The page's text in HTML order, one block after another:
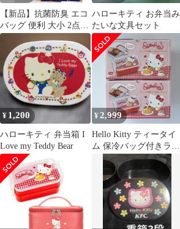
【新品】抗菌防臭 エコ
バッグ 便利 大小 2点セ
ットです ハローキティ
ベジタブル柄 折たたみ
コンパクト ecoプール
ランチバック Sanrio サ
ブ バック 通勤通学 お
弁当袋 ランチ
HALLOKITTY サンリ
オ 野菜 KT-eco-6002
ハローキティ お弁当み
たいな文具セット
¥ 1,200
ハローキティ 弁当箱 I
Love my Teddy Bear
¥2,999
Hello Kitty ティータイ
ム 保冷バッグ付きラン
チボックス 2個セット